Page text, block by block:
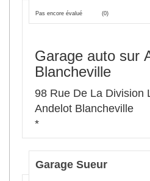
Pas encore évalué (0)
Garage auto sur
Blancheville
98 Rue De La Division
Andelot Blancheville
*
Garage Sueur